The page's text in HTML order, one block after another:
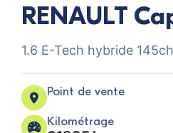
RENAULT
1.6 E-Tech hybride
Point de vente
Kilométrage